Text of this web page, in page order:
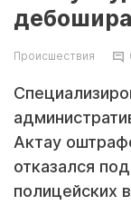
дебошира
Происшествия
Актау
отказался
полицейских